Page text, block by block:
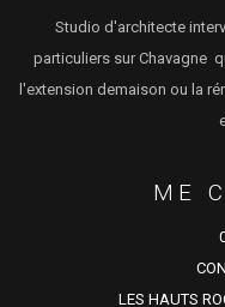
Studio d'architecte
particuliers sur Chavagne
l'extension demaison ou la
ME
LES HAUTS